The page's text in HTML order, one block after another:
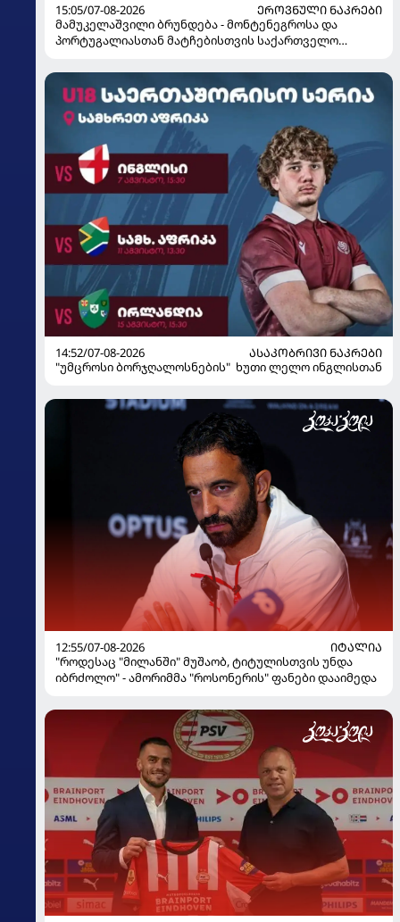
15:05/07-08-2026
ᲔᲠᲝᲕᲜᲣᲚᲘ ᲜᲐᲙᲠᲔᲑᲘ
მამუკელაშვილი ბრუნდება - მონტენეგროსა და
პორტუგალიასთან მატჩებისთვის საქართველო
14:52/07-08-2026
ᲐᲡᲐᲙᲝᲑᲠᲘᲕᲘ ᲜᲐᲙᲠᲔᲑᲘ
"უმცროსი ბორჯღალოსნების" ხუთი ლელო ინგლისთან
12:55/07-08-2026
ᲘᲢᲐᲚᲘᲐ
"როდესაც "მილანში" მუშაობ, ტიტულისთვის უნდა
იბრძოლო" - ამორიმმა "როსონერის" ფანები დააიმედა